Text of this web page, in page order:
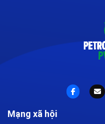
Mạng xã hội